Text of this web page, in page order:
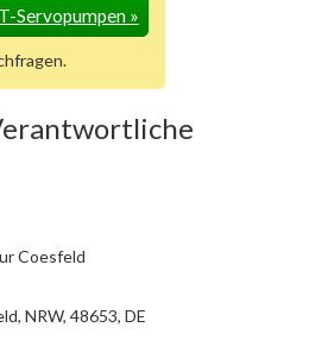
Servopumpen»
Coesfeld
NRW, 48653, DE